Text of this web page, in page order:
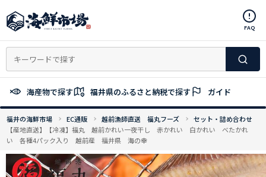
ン
ン
へ
ッ
FAQ
海産物で探す 福井県のふるさと納税で探す ガイド
福井の海鮮市場 EC通販 越前漁師直送 福丸フーズ
セット・詰め合わせ
【産地直送】【冷凍】福丸 越前かれい一夜干し 赤かれい 白かれい べたかれ
い 各種4パック入り 越前産 福井県 海の幸